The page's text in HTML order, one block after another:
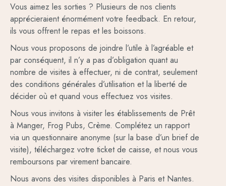
Vous aimez les sorties ? Plusieurs de nos clients
apprécieraient énormément votre feedback. En retour,
ils vous offrent le repas et les boissons.
Nous vous proposons de joindre l’utile à l’agréable et
par conséquent, il n’y a pas d’obligation quant au
nombre de visites à effectuer, ni de contrat, seulement
des conditions générales d’utilisation et la liberté de
décider où et quand vous effectuez vos visites.
Nous vous invitons à visiter les établissements de Prêt
à Manger, Frog Pubs, Crème. Complétez un rapport
via un questionnaire anonyme (sur la base d’un brief de
visite), téléchargez votre ticket de caisse, et nous vous
remboursons par virement bancaire.
Nous avons des visites disponibles à Paris et Nantes.